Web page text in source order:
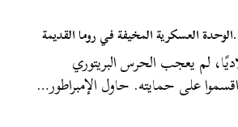
العسكرية المخيفة في روما القديمة
193 ميلاديًا، لم يعجب الحرس البريتوري
على حمايته. حاول الإمبراطور…